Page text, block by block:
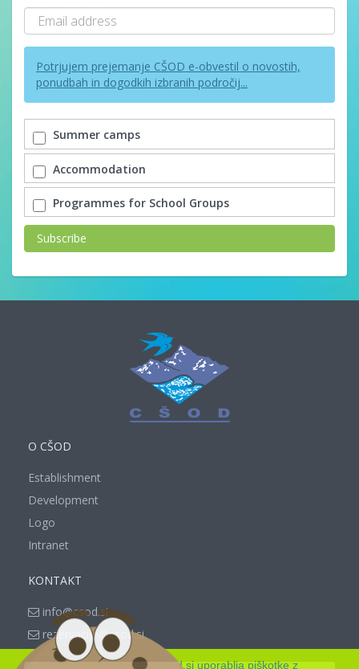
Potrjujem prejemanje CŠOD e-obvestil o novostih,
ponudbah in dogodkih izbranih področij...
Summer camps
Accommodation
Programmes for School Groups
Subscribe
O CŠOD
Establishment
Development
Logo
Intranet
KONTAKT
info@csod.si
rezervacije@csod.si
Spletna stran www.csod.si uporablja piškotke z